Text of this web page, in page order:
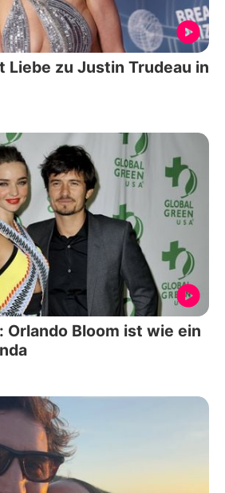
Liebe zu Justin Trudeau in
Orlando Bloom ist wie ein